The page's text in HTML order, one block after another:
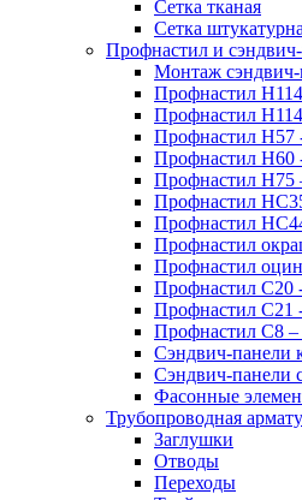
Сетка тканая
Сетка
Профнастил и
Монтаж сэндвич-
Профнастил
Профнастил
Профнастил Н57
Профнастил Н60
Профнастил Н75
Профнастил
Профнастил
Профнастил
Профнастил
Профнастил С20
Профнастил С21
Профнастил С8 –
Сэндвич-панели
Сэндвич-панели
Фасонные
Трубопроводная
Заглушки
Отводы
Переходы